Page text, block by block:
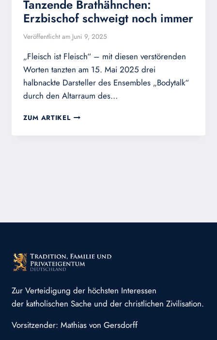
Tanzende Brathähnchen:
Erzbischof schweigt noch immer
Veröffentlicht am Juni 9, 2025
„Fleisch ist Fleisch“ – mit diesen verstörenden
Worten tanzten am 15. Mai 2025 drei
halbnackte Darsteller des Ensembles „Bodytalk“
durch den Altarraum des…
ZUM ARTIKEL TANZENDE
ERZBISCHOF
Zur Verteidigung der höchsten Interessen
der katholischen Sache und der christlichen Zivilisation.
Vorsitzender: Mathias von Gersdorff